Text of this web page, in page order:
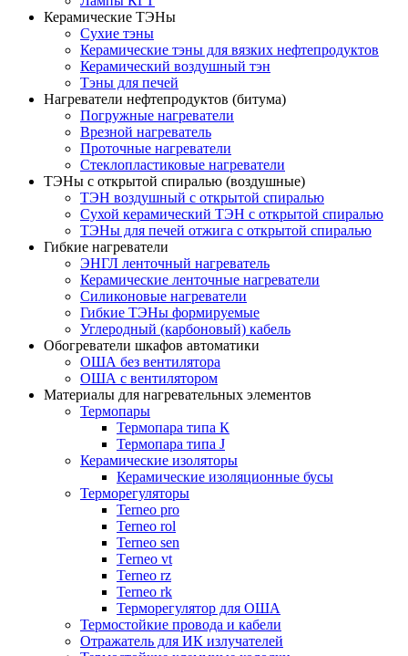
Керамические ТЭНы
Сухие тэны
Керамические тэны для вязких нефтепродуктов
Керамический воздушный тэн
Тэны для печей
Нагреватели нефтепродуктов (битума)
Погружные нагреватели
Врезной нагреватель
Проточные нагреватели
Стеклопластиковые нагреватели
ТЭНы с открытой спиралью (воздушные)
ТЭН воздушный с открытой спиралью
Сухой керамический ТЭН с открытой спиралью
ТЭНы для печей отжига с открытой спиралью
Гибкие нагреватели
ЭНГЛ ленточный нагреватель
Керамические ленточные нагреватели
Силиконовые нагреватели
Гибкие ТЭНы формируемые
Углеродный (карбоновый) кабель
Обогреватели шкафов автоматики
ОША без вентилятора
ОША с вентилятором
Материалы для нагревательных элементов
Термопары
Термопара типа К
Термопара типа J
Керамические изоляторы
Керамические изоляционные бусы
Терморегуляторы
Terneo pro
Terneo rol
Terneo sen
Тerneo vt
Terneo rz
Terneo rk
Терморегулятор для ОША
Термостойкие провода и кабели
Отражатель для ИК излучателей